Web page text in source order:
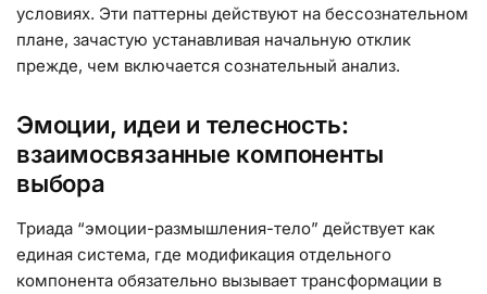
условиях. Эти паттерны действуют на бессознательном
плане, зачастую устанавливая начальную отклик
прежде, чем включается сознательный анализ.
Эмоции, идеи и телесность:
взаимосвязанные компоненты
выбора
Триада “эмоции-размышления-тело” действует как
единая система, где модификация отдельного
компонента обязательно вызывает трансформации в